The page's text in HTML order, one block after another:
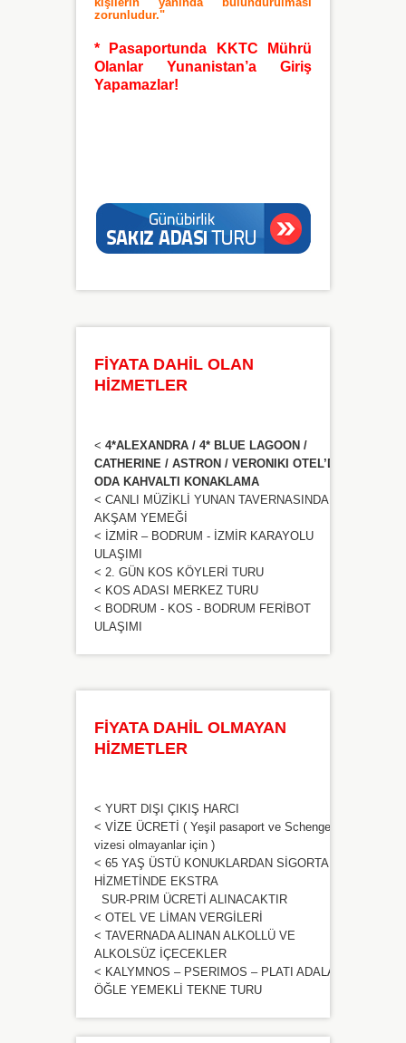
zorunludur."
* Pasaportunda KKTC Mührü
Olanlar Yunanistan’a Giriş
Yapamazlar!
FİYATA DAHİL OLAN
HİZMETLER
< 4*ALEXANDRA / 4* BLUE LAGOON /
CATHERINE / ASTRON / VERONIKI OTEL’DE
ODA KAHVALTI KONAKLAMA
< CANLI MÜZİKLİ YUNAN TAVERNASINDA
AKŞAM YEMEĞİ
< İZMİR – BODRUM - İZMİR KARAYOLU
ULAŞIMI
< 2. GÜN KOS KÖYLERİ TURU
< KOS ADASI MERKEZ TURU
< BODRUM - KOS - BODRUM FERİBOT
ULAŞIMI
FİYATA DAHİL OLMAYAN
HİZMETLER
< YURT DIŞI ÇIKIŞ HARCI
< VİZE ÜCRETİ ( Yeşil pasaport ve Schengen
vizesi olmayanlar için )
< 65 YAŞ ÜSTÜ KONUKLARDAN SİGORTA
HİZMETİNDE EKSTRA
SUR-PRIM ÜCRETİ ALINACAKTIR
< OTEL VE LİMAN VERGİLERİ
< TAVERNADA ALINAN ALKOLLÜ VE
ALKOLSÜZ İÇECEKLER
< KALYMNOS – PSERIMOS – PLATI ADALARI
ÖĞLE YEMEKLİ TEKNE TURU